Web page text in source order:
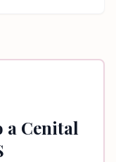
a Cenital